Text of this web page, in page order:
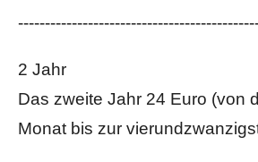
2 Jahr
Das zweite Jahr 24 Euro (von
Monat bis zur